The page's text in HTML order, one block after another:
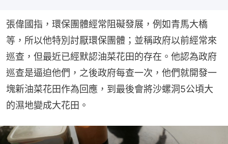
張偉國指，環保團體經常阻礙發展，例如青馬大橋
等，所以他特別討厭環保團體；並稱政府以前經常來
巡查，但最近已經默認油菜花田的存在。他認為政府
巡查是逼迫他們，之後政府每查一次，他們就開發一
塊新油菜花田作為回應，到最後會將沙螺洞5公頃大
的濕地變成大花田。